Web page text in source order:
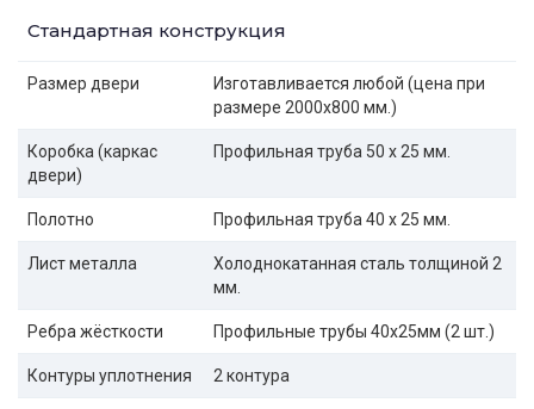
Стандартная конструкция
Размер двери
Изготавливается любой (цена при
размере 2000x800 мм.)
Коробка (каркас
двери)
Профильная труба 50 х 25 мм.
Полотно Профильная труба 40 х 25 мм.
Лист металла
Холоднокатанная сталь толщиной 2
мм.
Ребра жёсткости Профильные трубы 40х25мм (2 шт.)
Контуры уплотнения 2 контура